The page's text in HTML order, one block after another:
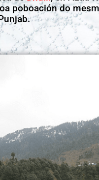
poboación do